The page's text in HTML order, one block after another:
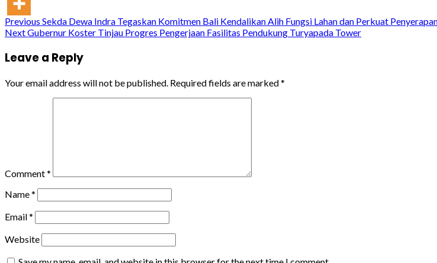
Continue
Previous Sekda Dewa Indra Tegaskan Komitmen Bali Kendalikan Alih Fungsi Lahan dan Perkuat
NextGubernur Koster Tinjau Progres Pengerjaan Fasilitas Pendukung Turyapada Tower
Leave a Reply
Your email address will not be published. Required fields are marked*
Comment*
Name*
Email*
Website